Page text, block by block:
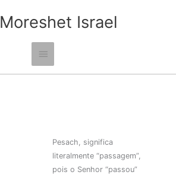
Moreshet Israel
Menu
principal
Pesach, significa
literalmente “passagem”,
pois o Senhor “passou”